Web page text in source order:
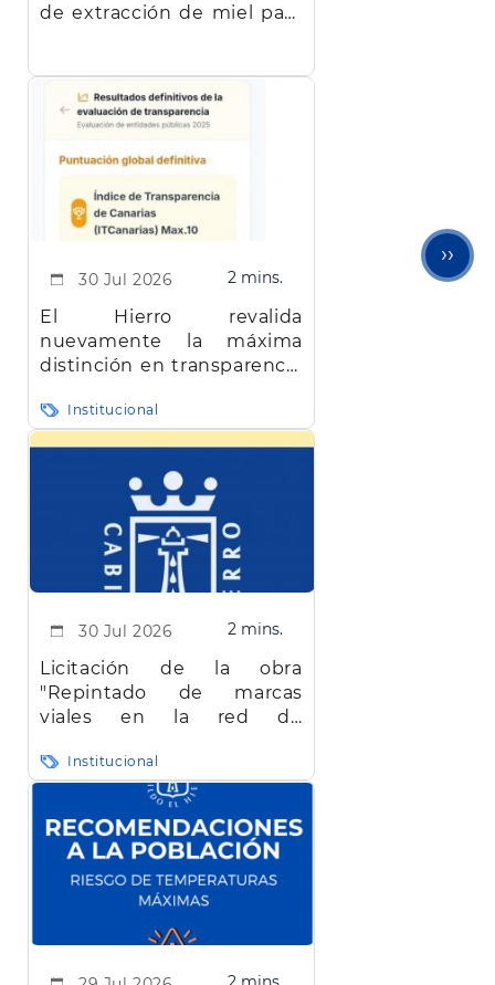
de extracción de miel para
30 Jul 2026 2 mins.
El Hierro revalida
nuevamente la máxima
distinción en transparencia
Institucional
30 Jul 2026 2 mins.
Licitación de la obra
"Repintado de marcas
viales en la red de
Hierro"
Institucional
››